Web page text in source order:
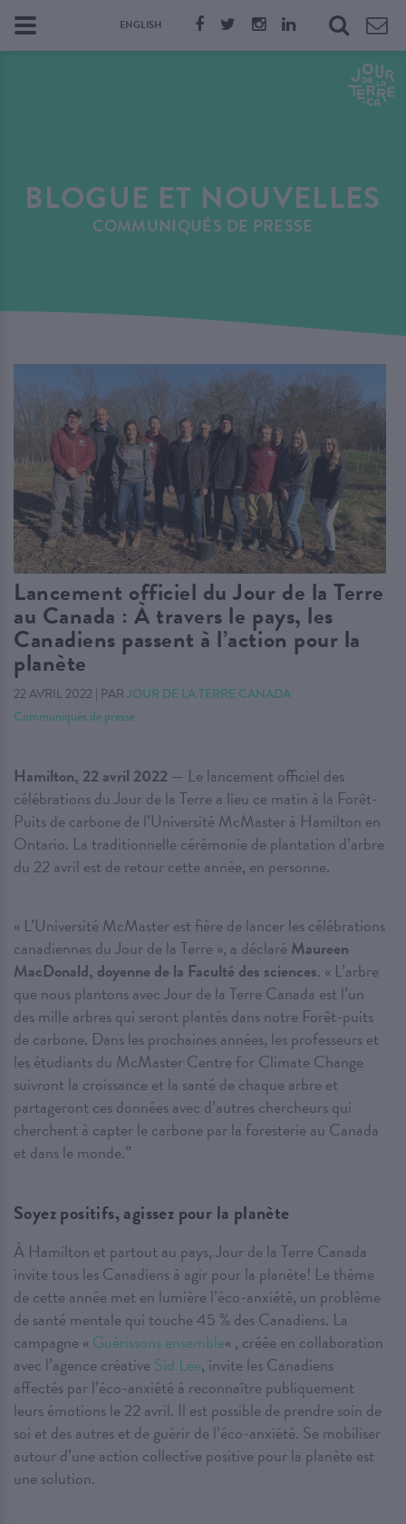
ENGLISH
BLOGUE ET NOUVELLES
COMMUNIQUÉS DE PRESSE
Lancement officiel du Jour de la Terre
au Canada : À travers le pays, les
Canadiens passent à l’action pour la
planète
22 AVRIL 2022 | PAR JOUR DE LA TERRE CANADA
Communiqués de presse
Hamilton, 22 avril 2022 — Le lancement officiel des
célébrations du Jour de la Terre a lieu ce matin à la Forêt-
Puits de carbone de l’Université McMaster à Hamilton en
Ontario. La traditionnelle cérémonie de plantation d’arbre
du 22 avril est de retour cette année, en personne.
« L’Université McMaster est fière de lancer les célébrations
canadiennes du Jour de la Terre », a déclaré Maureen
MacDonald, doyenne de la Faculté des sciences. « L’arbre
que nous plantons avec Jour de la Terre Canada est l’un
des mille arbres qui seront plantés dans notre Forêt-puits
de carbone. Dans les prochaines années, les professeurs et
les étudiants du McMaster Centre for Climate Change
suivront la croissance et la santé de chaque arbre et
partageront ces données avec d’autres chercheurs qui
cherchent à capter le carbone par la foresterie au Canada
et dans le monde.”
Soyez positifs, agissez pour la planète
À Hamilton et partout au pays, Jour de la Terre Canada
invite tous les Canadiens à agir pour la planète! Le thème
de cette année met en lumière l’éco-anxiété, un problème
de santé mentale qui touche 45 % des Canadiens. La
campagne « Guérissons ensemble« , créée en collaboration
avec l’agence créative Sid Lee, invite les Canadiens
affectés par l’éco-anxiété à reconnaître publiquement
leurs émotions le 22 avril. Il est possible de prendre soin de
soi et des autres et de guérir de l’éco-anxiété. Se mobiliser
autour d’une action collective positive pour la planète est
une solution.